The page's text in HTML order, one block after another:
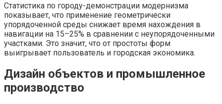
Статистика по городу-демонстрации модернизма
показывает, что применение геометрически
упорядоченной среды снижает время нахождения в
навигации на 15–25% в сравнении с неупорядоченными
участками. Это значит, что от простоты форм
выигрывает пользователь и городская экономика.
Дизайн объектов и промышленное
производство